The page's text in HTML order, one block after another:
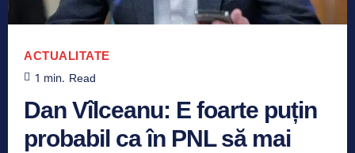
ACTUALITATE
1 min. Read
Dan Vîlceanu: E foarte puțin
probabil ca în PNL să mai